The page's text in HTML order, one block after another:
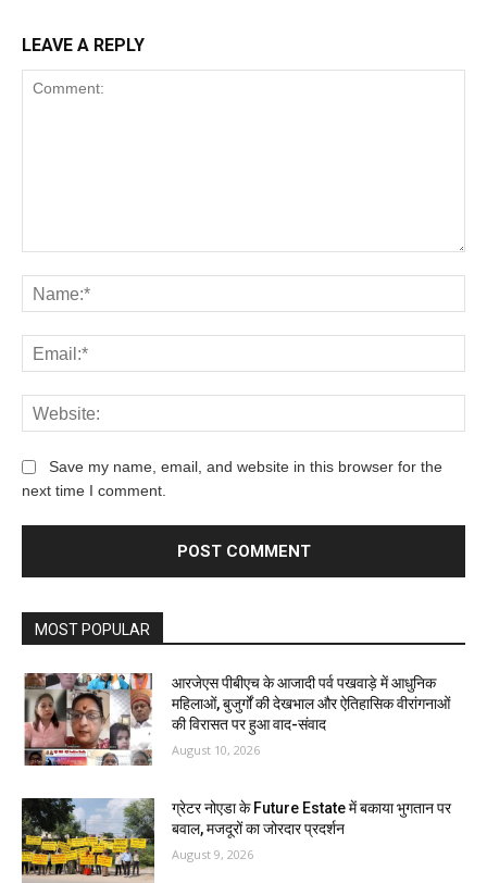
LEAVE A REPLY
Save my name, email, and website in this browser for the
next time I comment.
MOST POPULAR
आरजेएस पीबीएच के आजादी पर्व पखवाड़े में आधुनिक
महिलाओं, बुजुर्गों की देखभाल और ऐतिहासिक वीरांगनाओं
की विरासत पर हुआ वाद-संवाद
August 10, 2026
ग्रेटर नोएडा के Future Estate में बकाया भुगतान पर
बवाल, मजदूरों का जोरदार प्रदर्शन
August 9, 2026